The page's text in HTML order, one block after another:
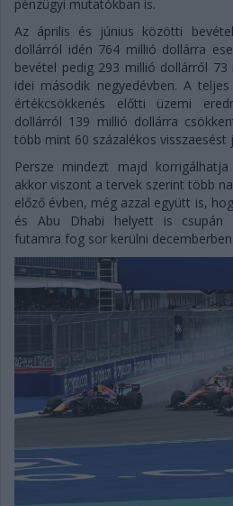
pénzügyi mutatókban is.
Az április és június közötti
dollárról idén 764 millió dollárra
bevétel pedig 293 millió dollárról
idei második negyedévben. A
értékcsökkenés előtti üzemi
dollárról 139 millió dollárra
több mint 60 százalékos visszaesést
Persze mindezt majd
akkor viszont a tervek szerint több
előző évben, még azzal együtt is,
és Abu Dhabi helyett is csupán
futamra fog sor kerülni decemberben.